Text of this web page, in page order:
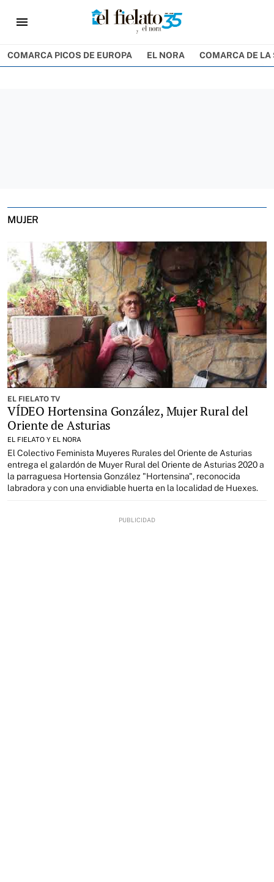
menu
COMARCA PICOS DE EUROPA EL NORA COMARCA DE LA
MUJER
EL FIELATO TV
VÍDEO Hortensina González, Mujer Rural del
Oriente de Asturias
EL FIELATO Y EL NORA
El Colectivo Feminista Muyeres Rurales del Oriente de Asturias
entrega el galardón de Muyer Rural del Oriente de Asturias 2020 a
la parraguesa Hortensia González "Hortensina", reconocida
labradora y con una envidiable huerta en la localidad de Huexes.